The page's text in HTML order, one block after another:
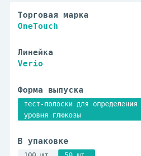
Торговая марка
OneTouch
Линейка
Verio
Форма выпуска
тест-полоски для определения
уровня глюкозы
В упаковке